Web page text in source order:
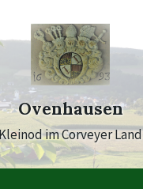
Ovenhausen
Kleinod im Corveyer Land